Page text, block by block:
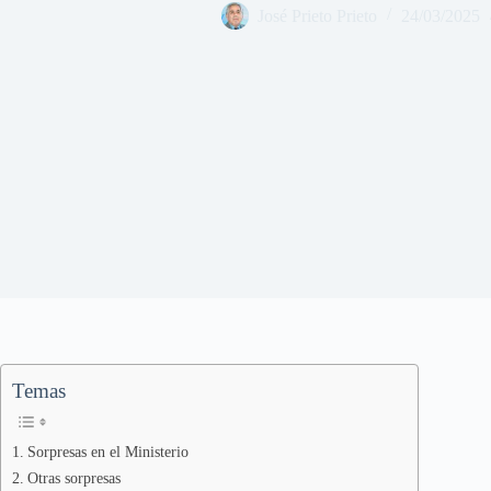
Temas
Sorpresas en el Ministerio
Otras sorpresas